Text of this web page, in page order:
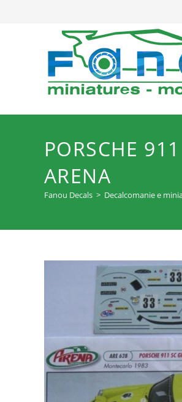
PORSCHE
ARENA
Fanou Decals > Decalcomanie e